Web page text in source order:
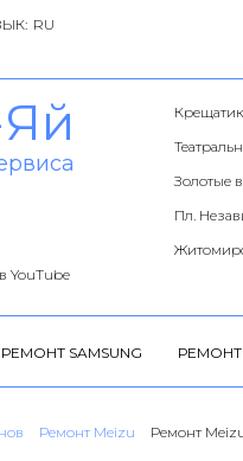
YouTube
Крещатик
Золотые
Пл.
РЕМОНТ SAMSUNG РЕМОНТ
Ремонт Meizu Ремонт